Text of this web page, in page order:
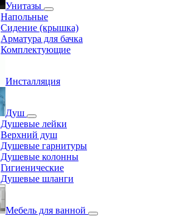
Унитазы
Напольные
Сидение (крышка)
Арматура для бачка
Комплектующие
Инсталляция
Душ
Душевые лейки
Верхний душ
Душевые гарнитуры
Душевые колонны
Гигиенические
Душевые шланги
Мебель для ванной